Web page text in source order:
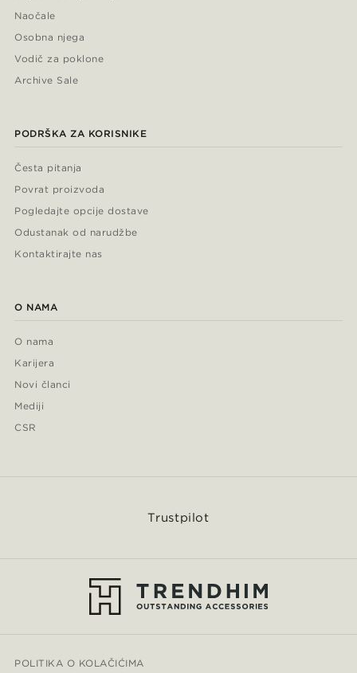
Naočale
Osobna njega
Vodič za poklone
Archive Sale
PODRŠKA ZA KORISNIKE
Česta pitanja
Povrat proizvoda
Pogledajte opcije dostave
Odustanak od narudžbe
Kontaktirajte nas
O NAMA
O nama
Karijera
Novi članci
Mediji
CSR
Trustpilot
POLITIKA O KOLAČIĆIMA